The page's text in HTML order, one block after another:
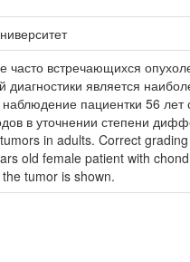
встречающихся
является
пациентки 56
в уточнении степени
in adults. Correct
old female patient with
tumor is shown.